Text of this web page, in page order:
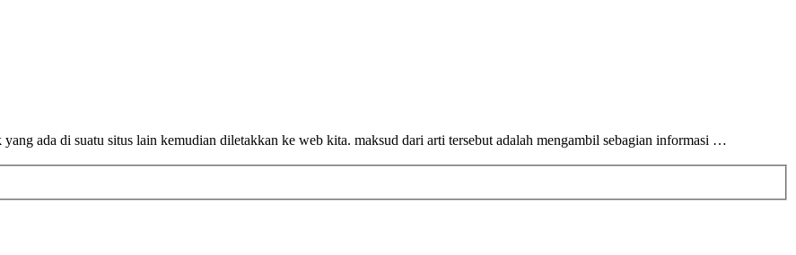
ada di suatu situs lain kemudian diletakkan ke web kita. maksud dari arti tersebut adalah mengambil sebagian informasi …